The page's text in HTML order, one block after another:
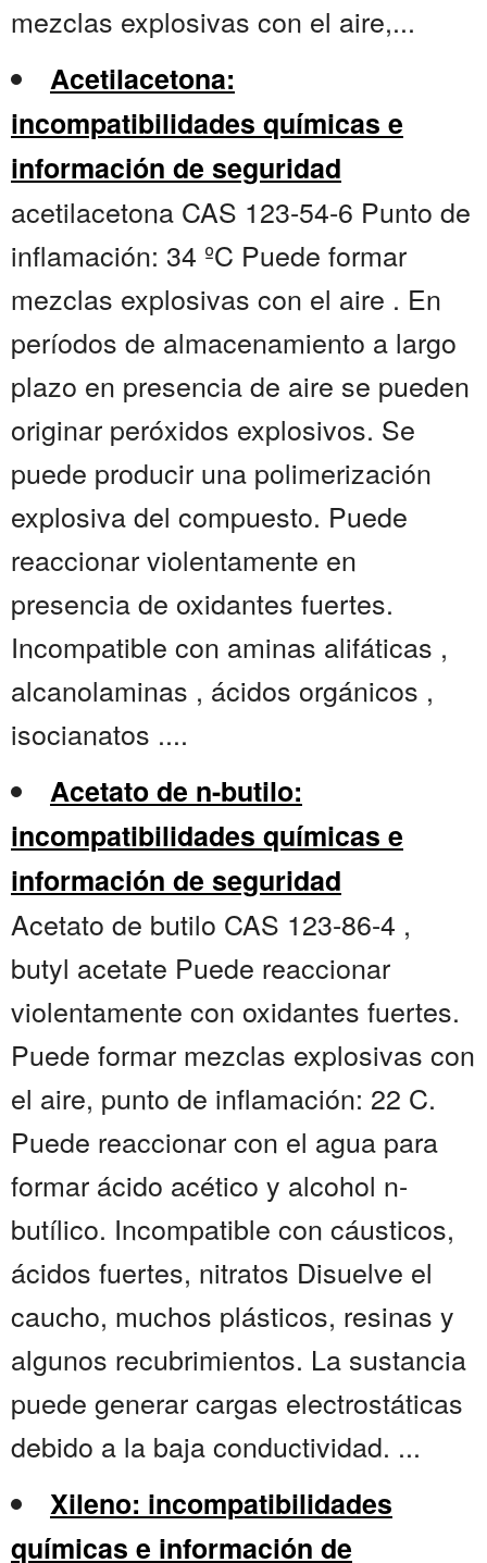
mezclas explosivas con el aire,...
Acetilacetona:
incompatibilidades químicas e
información de seguridad
acetilacetona CAS 123-54-6 Punto de
inflamación: 34 ºC Puede formar
mezclas explosivas con el aire . En
períodos de almacenamiento a largo
plazo en presencia de aire se pueden
originar peróxidos explosivos. Se
puede producir una polimerización
explosiva del compuesto. Puede
reaccionar violentamente en
presencia de oxidantes fuertes.
Incompatible con aminas alifáticas ,
alcanolaminas , ácidos orgánicos ,
isocianatos ....
Acetato de n-butilo:
incompatibilidades químicas e
información de seguridad
Acetato de butilo CAS 123-86-4 ,
butyl acetate Puede reaccionar
violentamente con oxidantes fuertes.
Puede formar mezclas explosivas con
el aire, punto de inflamación: 22 C.
Puede reaccionar con el agua para
formar ácido acético y alcohol n-
butílico. Incompatible con cáusticos,
ácidos fuertes, nitratos Disuelve el
caucho, muchos plásticos, resinas y
algunos recubrimientos. La sustancia
puede generar cargas electrostáticas
debido a la baja conductividad. ...
Xileno: incompatibilidades
químicas e información de